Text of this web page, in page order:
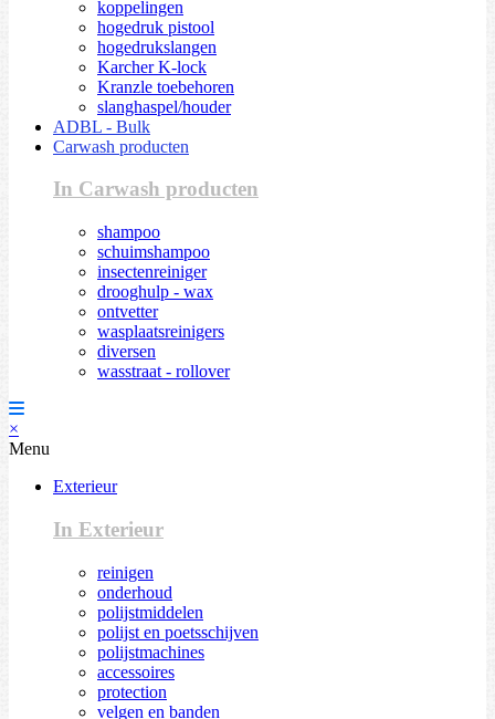
koppelingen
hogedruk pistool
hogedrukslangen
Karcher K-lock
Kranzle toebehoren
slanghaspel/houder
ADBL - Bulk
Carwash producten
In Carwash producten
shampoo
schuimshampoo
insectenreiniger
drooghulp - wax
ontvetter
wasplaatsreinigers
diversen
wasstraat - rollover
×
Menu
Exterieur
In Exterieur
reinigen
onderhoud
polijstmiddelen
polijst en poetsschijven
polijstmachines
accessoires
protection
velgen en banden